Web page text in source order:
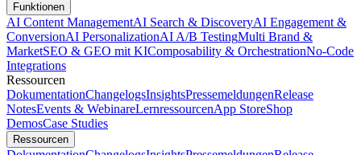
Funktionen
AI Content ManagementAI Search & DiscoveryAI Engagement &
ConversionAI PersonalizationAI A/B TestingMulti Brand &
MarketSEO & GEO mit KIComposability & OrchestrationNo-Code
Integrations
Ressourcen
DokumentationChangelogsInsightsPressemeldungenRelease
NotesEvents & WebinareLernressourcenApp StoreShop
DemosCase Studies
Ressourcen